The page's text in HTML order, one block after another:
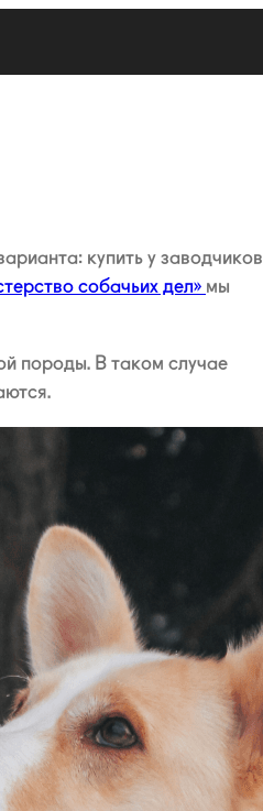
купить у заводчиков
собачьих дел» мы
породы. В таком случае